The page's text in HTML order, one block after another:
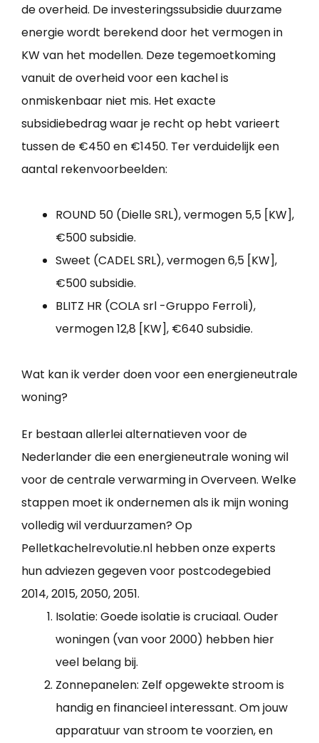
de overheid. De investeringssubsidie duurzame
energie wordt berekend door het vermogen in
KW van het modellen. Deze tegemoetkoming
vanuit de overheid voor een kachel is
onmiskenbaar niet mis. Het exacte
subsidiebedrag waar je recht op hebt varieert
tussen de €450 en €1450. Ter verduidelijk een
aantal rekenvoorbeelden:
ROUND 50 (Dielle SRL), vermogen 5,5 [KW],
€500 subsidie.
Sweet (CADEL SRL), vermogen 6,5 [KW],
€500 subsidie.
BLITZ HR (COLA srl -Gruppo Ferroli),
vermogen 12,8 [KW], €640 subsidie.
Wat kan ik verder doen voor een energieneutrale
woning?
Er bestaan allerlei alternatieven voor de
Nederlander die een energieneutrale woning wil
voor de centrale verwarming in Overveen. Welke
stappen moet ik ondernemen als ik mijn woning
volledig wil verduurzamen? Op
Pelletkachelrevolutie.nl hebben onze experts
hun adviezen gegeven voor postcodegebied
2014, 2015, 2050, 2051.
Isolatie: Goede isolatie is cruciaal. Ouder
woningen (van voor 2000) hebben hier
veel belang bij.
Zonnepanelen: Zelf opgewekte stroom is
handig en financieel interessant. Om jouw
apparatuur van stroom te voorzien, en